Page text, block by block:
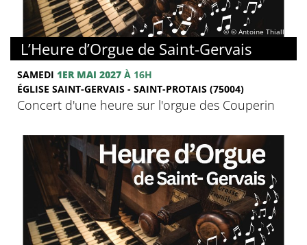
© © Antoine Thiallier
L’Heure d’Orgue de Saint-Gervais
SAMEDI 1ER MAI 2027 À 16H
ÉGLISE SAINT-GERVAIS - SAINT-PROTAIS (75004)
Concert d'une heure sur l'orgue des Couperin